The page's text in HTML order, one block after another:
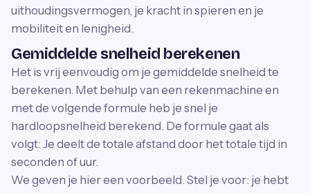
uithoudingsvermogen, je kracht in spieren en je
mobiliteit en lenigheid.
Gemiddelde snelheid berekenen
Het is vrij eenvoudig om je gemiddelde snelheid te
berekenen. Met behulp van een rekenmachine en
met de volgende formule heb je snel je
hardloopsnelheid berekend. De formule gaat als
volgt: Je deelt de totale afstand door het totale tijd in
seconden of uur.
We geven je hier een voorbeeld. Stel je voor: je hebt